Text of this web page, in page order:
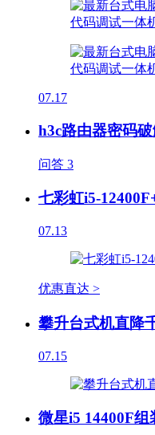
07.17
h3c路由器密码
问答 3
七彩虹i5-
07.13
优惠直达 >
攀升台式机直降
07.15
微星i5 14400F